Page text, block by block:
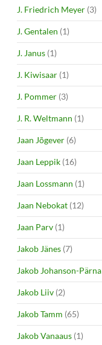
J. Friedrich Meyer (3)
J. Gentalen (1)
J. Janus (1)
J. Kiwisaar (1)
J. Pommer (3)
J. R. Weltmann (1)
Jaan Jõgever (6)
Jaan Leppik (16)
Jaan Lossmann (1)
Jaan Nebokat (12)
Jaan Parv (1)
Jakob Jänes (7)
Jakob Johanson-Pärna
Jakob Liiv (2)
Jakob Tamm (65)
Jakob Vanaaus (1)